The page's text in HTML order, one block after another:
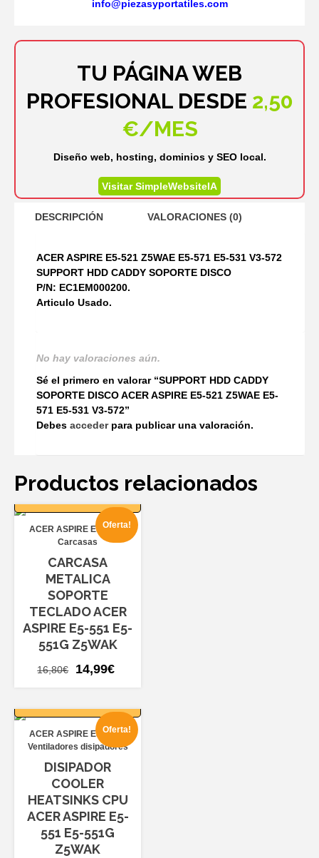
info@piezasyportatiles.com
TU PÁGINA WEB
PROFESIONAL DESDE 2,50
€/MES
Diseño web, hosting, dominios y SEO local.
Visitar SimpleWebsiteIA
DESCRIPCIÓN VALORACIONES (0)
ACER ASPIRE E5-521 Z5WAE E5-571 E5-531 V3-572
SUPPORT HDD CADDY SOPORTE DISCO
P/N: EC1EM000200.
Articulo Usado.
No hay valoraciones aún.
Sé el primero en valorar “SUPPORT HDD CADDY
SOPORTE DISCO ACER ASPIRE E5-521 Z5WAE E5-
571 E5-531 V3-572”
Debes accederpara publicar una valoración.
Productos relacionados
AÑADIR AL
Oferta!
ACER ASPIRE E5-551
Carcasas
CARCASA
METALICA
SOPORTE
TECLADO ACER
ASPIRE E5-551 E5-
551G Z5WAK
16,80€
El
era:
16,80€.
14,99€
es:
14,99€.
Oferta!
ACER ASPIRE E5-551
Ventiladores disipadores
DISIPADOR
COOLER
HEATSINKS CPU
ACER ASPIRE E5-
551 E5-551G
Z5WAK